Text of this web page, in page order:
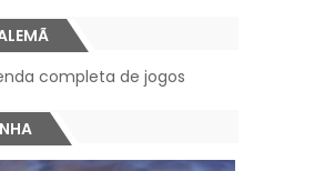
completa de jogos